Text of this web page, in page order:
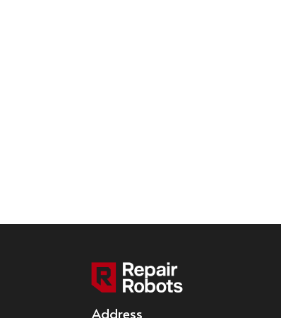
Address